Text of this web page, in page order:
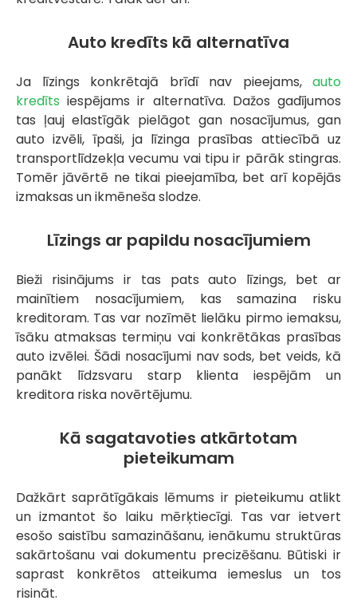
Auto kredīts kā alternatīva
Ja līzings konkrētajā brīdī nav pieejams, auto
kredīts iespējams ir alternatīva. Dažos gadījumos
tas ļauj elastīgāk pielāgot gan nosacījumus, gan
auto izvēli, īpaši, ja līzinga prasības attiecībā uz
transportlīdzekļa vecumu vai tipu ir pārāk stingras.
Tomēr jāvērtē ne tikai pieejamība, bet arī kopējās
izmaksas un ikmēneša slodze.
Līzings ar papildu nosacījumiem
Bieži risinājums ir tas pats auto līzings, bet ar
mainītiem nosacījumiem, kas samazina risku
kreditoram. Tas var nozīmēt lielāku pirmo iemaksu,
īsāku atmaksas termiņu vai konkrētākas prasības
auto izvēlei. Šādi nosacījumi nav sods, bet veids, kā
panākt līdzsvaru starp klienta iespējām un
kreditora riska novērtējumu.
Kā sagatavoties atkārtotam
pieteikumam
Dažkārt saprātīgākais lēmums ir pieteikumu atlikt
un izmantot šo laiku mērķtiecīgi. Tas var ietvert
esošo saistību samazināšanu, ienākumu struktūras
sakārtošanu vai dokumentu precizēšanu. Būtiski ir
saprast konkrētos atteikuma iemeslus un tos
risināt.